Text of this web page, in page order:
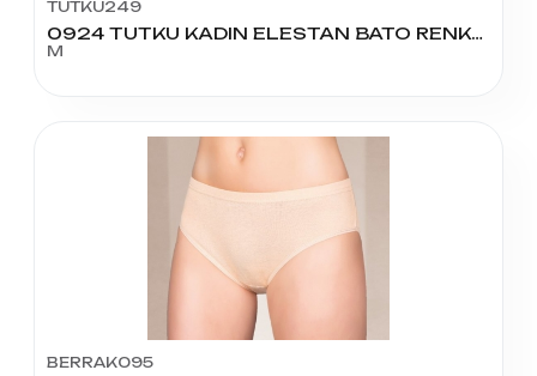
TUTKU249
0924 TUTKU KADIN ELESTAN BATO RENKLİ NO:3
M
BERRAK095